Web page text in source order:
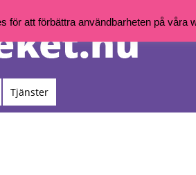
Tjänster
att förbättra användbarheten på våra